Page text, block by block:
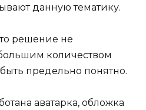
данную тематику.
решение не
количеством
предельно понятно.
аватарка, обложка